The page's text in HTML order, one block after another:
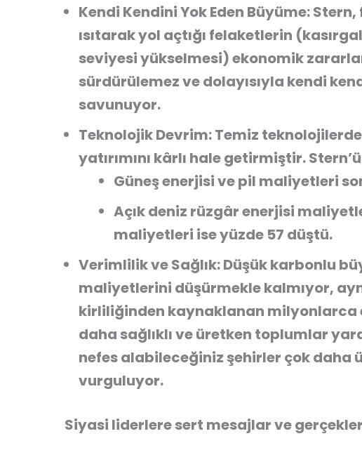
Kendi Kendini Yok Eden Büyüme:Stern,
ısıtarak yol açtığı felaketlerin
seviyesi yükselmesi) ekonomik
sürdürülemez ve dolayısıyla kendi
savunuyor.
Teknolojik Devrim:Temiz
yatırımını kârlı hale getirmiştir.
Güneş enerjisi ve pil maliyetleri
Açık deniz rüzgâr enerjisi
maliyetleri ise yüzde 57 düştü.
Verimlilik ve Sağlık:Düşük karbonlu
maliyetlerini düşürmekle kalmıyor,
kirliliğinden kaynaklanan milyonlarca
dahasağlıklı ve üretken toplumlar
nefes alabileceğiniz şehirler çok daha
vurguluyor.
Siyasi liderlere sert mesajlar ve gerçekler